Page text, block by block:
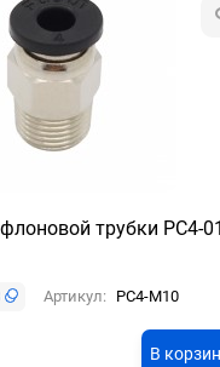
трубки PC4-01
Артикул: PC4-M10
В